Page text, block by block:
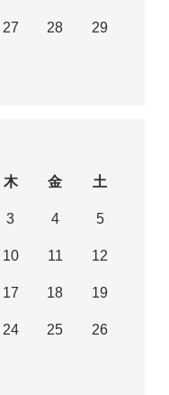
27 28 29
木 金 土
3 4 5
10 11 12
17 18 19
24 25 26